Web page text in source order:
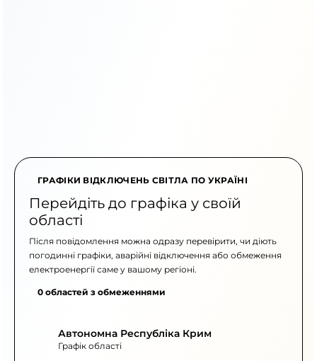
ГРАФІКИ ВІДКЛЮЧЕНЬ СВІТЛА ПО УКРАЇНІ
Перейдіть до графіка у своїй
області
Після повідомлення можна одразу перевірити, чи діють
погодинні графіки, аварійні відключення або обмеження
електроенергії саме у вашому регіоні.
0 областей з обмеженнями
Автономна Республіка Крим
Графік області